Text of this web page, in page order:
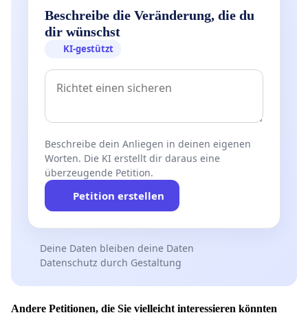
Beschreibe die Veränderung, die du
dir wünschst
KI-gestützt
Beschreibe dein Anliegen in deinen eigenen
Worten. Die KI erstellt dir daraus eine
überzeugende Petition.
Petition erstellen
Deine Daten bleiben deine Daten
Datenschutz durch Gestaltung
Andere Petitionen, die Sie vielleicht interessieren könnten